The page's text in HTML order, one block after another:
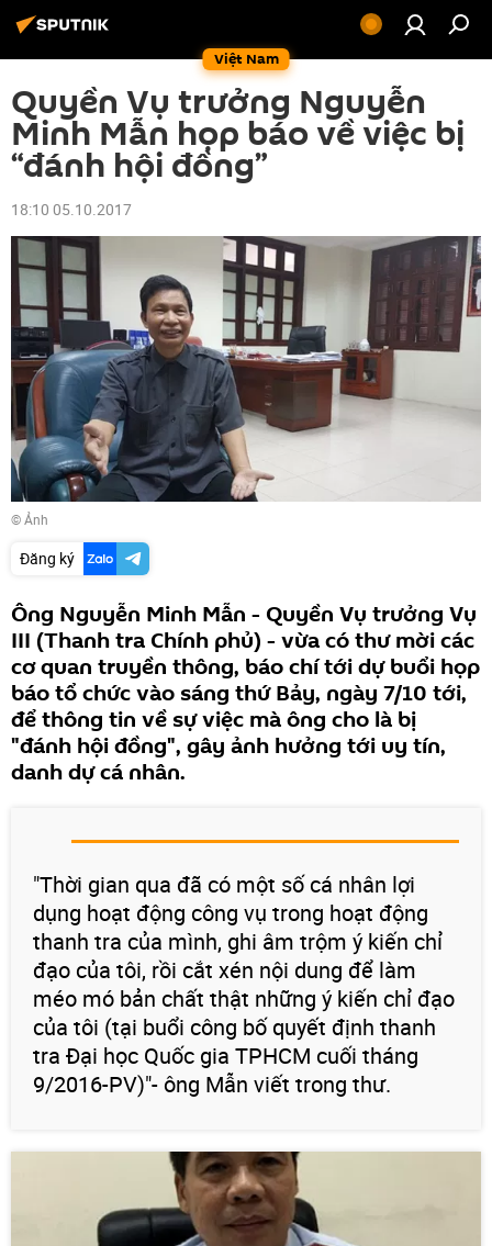
Việt Nam
Quyền Vụ trưởng Nguyễn
Minh Mẫn họp báo về việc bị
“đánh hội đồng”
18:10 05.10.2017
© Ảnh
Đăng ký
Ông Nguyễn Minh Mẫn - Quyền Vụ trưởng Vụ
III (Thanh tra Chính phủ) - vừa có thư mời các
cơ quan truyền thông, báo chí tới dự buổi họp
báo tổ chức vào sáng thứ Bảy, ngày 7/10 tới,
để thông tin về sự việc mà ông cho là bị
"đánh hội đồng", gây ảnh hưởng tới uy tín,
danh dự cá nhân.
"Thời gian qua đã có một số cá nhân lợi
dụng hoạt động công vụ trong hoạt động
thanh tra của mình, ghi âm trộm ý kiến chỉ
đạo của tôi, rồi cắt xén nội dung để làm
méo mó bản chất thật những ý kiến chỉ đạo
của tôi (tại buổi công bố quyết định thanh
tra Đại học Quốc gia TPHCM cuối tháng
9/2016-PV)"- ông Mẫn viết trong thư.